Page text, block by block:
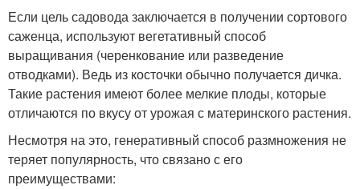
Если цель садовода заключается в получении сортового
саженца, используют вегетативный способ
выращивания (черенкование или разведение
отводками). Ведь из косточки обычно получается дичка.
Такие растения имеют более мелкие плоды, которые
отличаются по вкусу от урожая с материнского растения.
Несмотря на это, генеративный способ размножения не
теряет популярность, что связано с его
преимуществами: